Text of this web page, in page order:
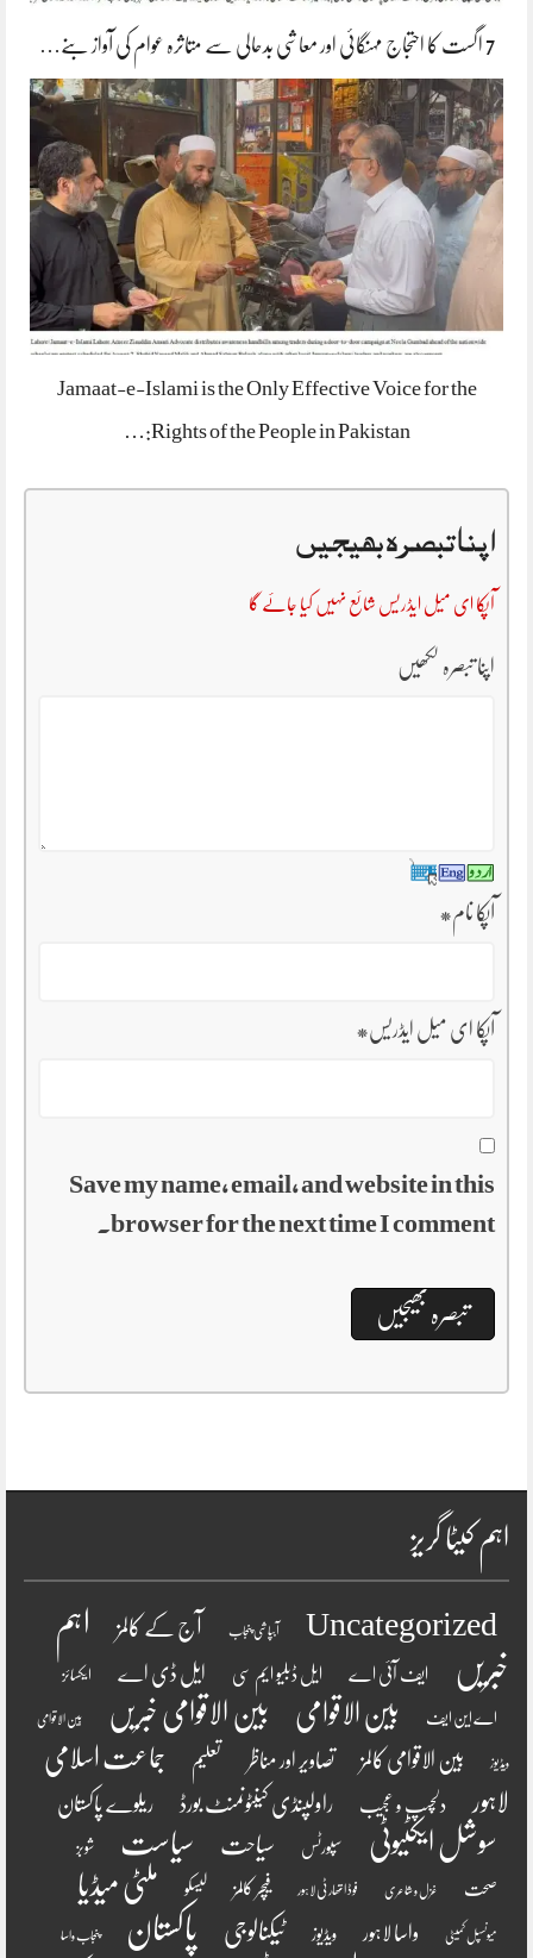
7 اگست کا احتجاج مہنگائی اور معاشی بدحالی سے متاثرہ عوام کی آواز بنے…
Jamaat-e-Islami is the Only Effective Voice for the
Rights of the People in Pakistan:…
اپنا تبصرہ بھیجیں
آپکا ای میل ایڈریس شائع نہیں کیا جائے گا
اپنا تبصرہ لکھیں
آپکا نام*
آپکا ای میل ایڈریس*
Save my name, email, and website in this
browser for the next time I comment.
اہم کیٹا گریز
Uncategorized آبپاشی پنجاب آج کے کالمز
اہم
خبریں
ایف آئی اے ایل ڈبلیو ایم سی ایل ڈی اے ایکسائز
اے این ایف بین الاقوامی بین الاقوامی خبریں بین الاقوامی
ویڈیوز بین الاقوامی کالمز تصاویر اور مناظر تعلیم
جماعت اسلامی
لاہور
دلچسپ و عجیب راولپنڈی کینٹونمنٹ بورڈ ریلوے پاکستان
سوشل ایکٹیوٹی سپورٹس سیاحت سیاست شوبز
صحت غزل و شاعری فوڈ اتھارٹی لاہور فیچر کالمز لیسکو ملٹی میڈیا
میونسپل کمیٹی واسا لاہور ویڈیوز ٹیکنالوجی پاکستان پنجاب واسا